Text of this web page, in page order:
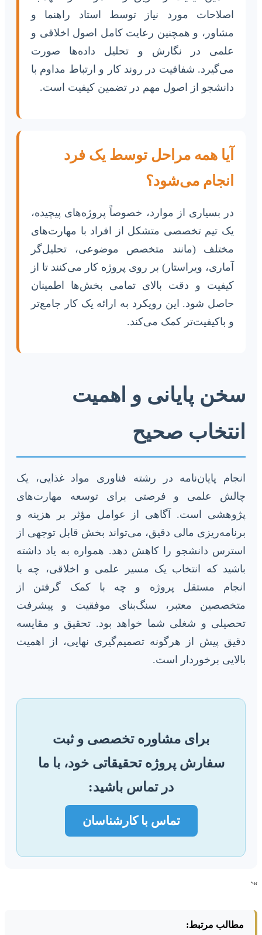
اصلاحات مورد نیاز توسط استاد راهنما و
مشاور، و همچنین رعایت کامل اصول اخلاقی و
علمی در نگارش و تحلیل داده‌ها صورت
می‌گیرد. شفافیت در روند کار و ارتباط مداوم با
دانشجو از اصول مهم در تضمین کیفیت است.
آیا همه مراحل توسط یک فرد
انجام می‌شود؟
در بسیاری از موارد، خصوصاً پروژه‌های پیچیده،
یک تیم تخصصی متشکل از افراد با مهارت‌های
مختلف (مانند متخصص موضوعی، تحلیل‌گر
آماری، ویراستار) بر روی پروژه کار می‌کنند تا از
کیفیت و دقت بالای تمامی بخش‌ها اطمینان
حاصل شود. این رویکرد به ارائه یک کار جامع‌تر
و باکیفیت‌تر کمک می‌کند.
سخن پایانی و اهمیت
انتخاب صحیح
انجام پایان‌نامه در رشته فناوری مواد غذایی، یک
چالش علمی و فرصتی برای توسعه مهارت‌های
پژوهشی است. آگاهی از عوامل مؤثر بر هزینه و
برنامه‌ریزی مالی دقیق، می‌تواند بخش قابل توجهی از
استرس دانشجو را کاهش دهد. همواره به یاد داشته
باشید که انتخاب یک مسیر علمی و اخلاقی، چه با
انجام مستقل پروژه و چه با کمک گرفتن از
متخصصین معتبر، سنگ‌بنای موفقیت و پیشرفت
تحصیلی و شغلی شما خواهد بود. تحقیق و مقایسه
دقیق پیش از هرگونه تصمیم‌گیری نهایی، از اهمیت
بالایی برخوردار است.
برای مشاوره تخصصی و ثبت
سفارش پروژه تحقیقاتی خود، با ما
در تماس باشید:
تماس با کارشناسان
“`
مطالب مرتبط: